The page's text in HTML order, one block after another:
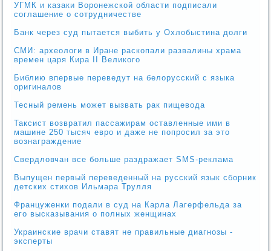
УГМК и казаки Воронежской области подписали
соглашение о сотрудничестве
Банк через суд пытается выбить у Охлобыстина долги
СМИ: археологи в Иране раскопали развалины храма
времен царя Кира II Великого
Библию впервые переведут на белорусский с языка
оригиналов
Тесный ремень может вызвать рак пищевода
Таксист возвратил пассажирам оставленные ими в
машине 250 тысяч евро и даже не попросил за это
вознаграждение
Свердловчан все больше раздражает SMS-реклама
Выпущен первый переведенный на русский язык сборник
детских стихов Ильмара Трулля
Француженки подали в суд на Карла Лагерфельда за
его высказывания о полных женщинах
Украинские врачи ставят не правильные диагнозы -
эксперты